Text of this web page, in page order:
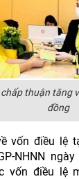
thuận tăng
đồng
vốn điều lệ
NHNN
vốn điều lệ